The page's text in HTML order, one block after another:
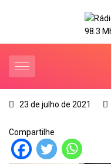
23 de julho de 2021
Compartilhe